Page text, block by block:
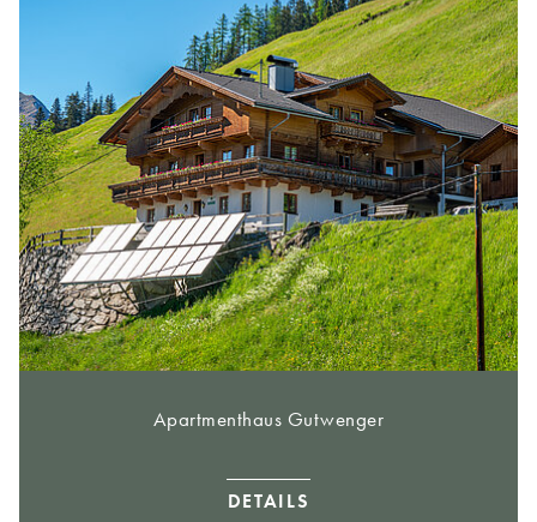
Apartmenthaus Gutwenger
DETAILS